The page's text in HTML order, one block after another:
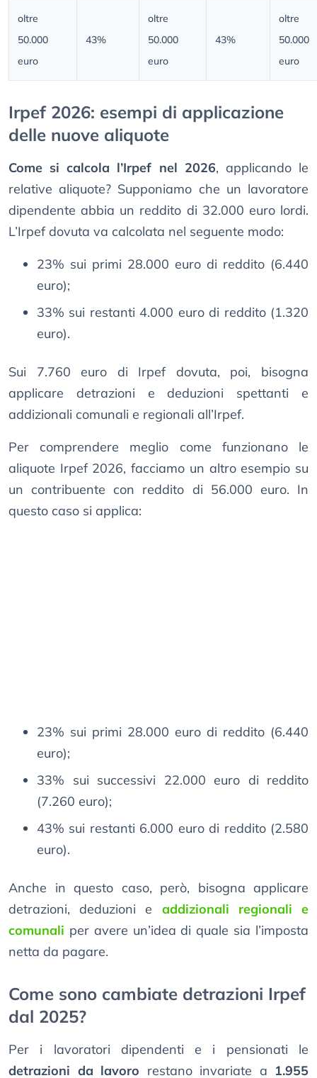
oltre
50.000
euro
43%
oltre
50.000
euro
43%
oltre
50.000
euro
Irpef 2026: esempi di applicazione
delle nuove aliquote
Come si calcola l’Irpef nel 2026, applicando le
relative aliquote? Supponiamo che un lavoratore
dipendente abbia un reddito di 32.000 euro lordi.
L’Irpef dovuta va calcolata nel seguente modo:
23% sui primi 28.000 euro di reddito (6.440
euro);
33% sui restanti 4.000 euro di reddito (1.320
euro).
Sui 7.760 euro di Irpef dovuta, poi, bisogna
applicare detrazioni e deduzioni spettanti e
addizionali comunali e regionali all’Irpef.
Per comprendere meglio come funzionano le
aliquote Irpef 2026, facciamo un altro esempio su
un contribuente con reddito di 56.000 euro. In
questo caso si applica:
23% sui primi 28.000 euro di reddito (6.440
euro);
33% sui successivi 22.000 euro di reddito
(7.260 euro);
43% sui restanti 6.000 euro di reddito (2.580
euro).
Anche in questo caso, però, bisogna applicare
detrazioni, deduzioni e addizionali regionali e
comunali per avere un’idea di quale sia l’imposta
netta da pagare.
Come sono cambiate detrazioni Irpef
dal 2025?
Per i lavoratori dipendenti e i pensionati le
detrazioni da lavoro restano invariate a 1.955